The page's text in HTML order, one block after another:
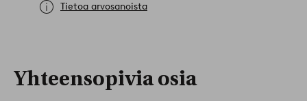
Tietoa arvosanoista
Yhteensopivia osia